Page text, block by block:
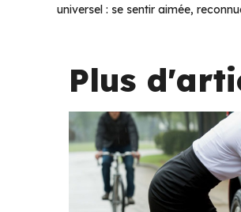
universel : se sentir aimée,
Plus